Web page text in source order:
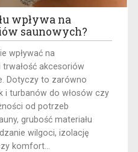
wpływa na
saunowych?
wpływać na
akcesoriów
Dotyczy to zarówno
i turbanów do włosów czy
od potrzeb
grubość materiału
wilgoci, izolację
komfort...